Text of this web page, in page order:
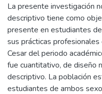
La presente investigación
descriptivo tiene como
presente en estudiantes
sus prácticas
Cesar del periodo
fue cuantitativo, de diseño
descriptivo. La población
estudiantes de ambos